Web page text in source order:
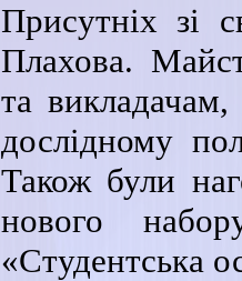
Присутніх зі
Плахова.
та
дослідному
Також були
нового
«Студентська